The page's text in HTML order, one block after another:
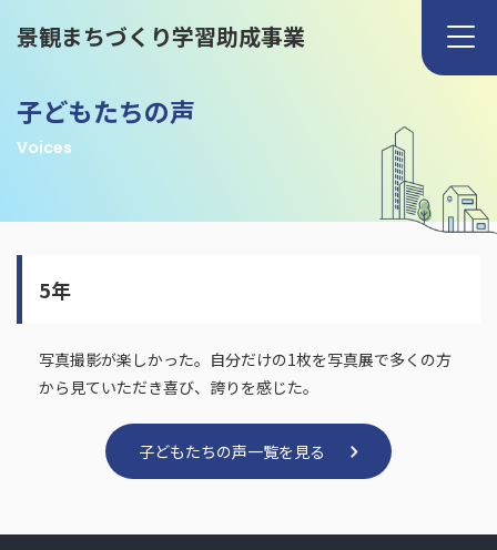
景観まちづくり学習助成事業
子どもたちの声
Voices
5年
写真撮影が楽しかった。自分だけの1枚を写真展で多くの方
から見ていただき喜び、誇りを感じた。
子どもたちの声一覧を見る